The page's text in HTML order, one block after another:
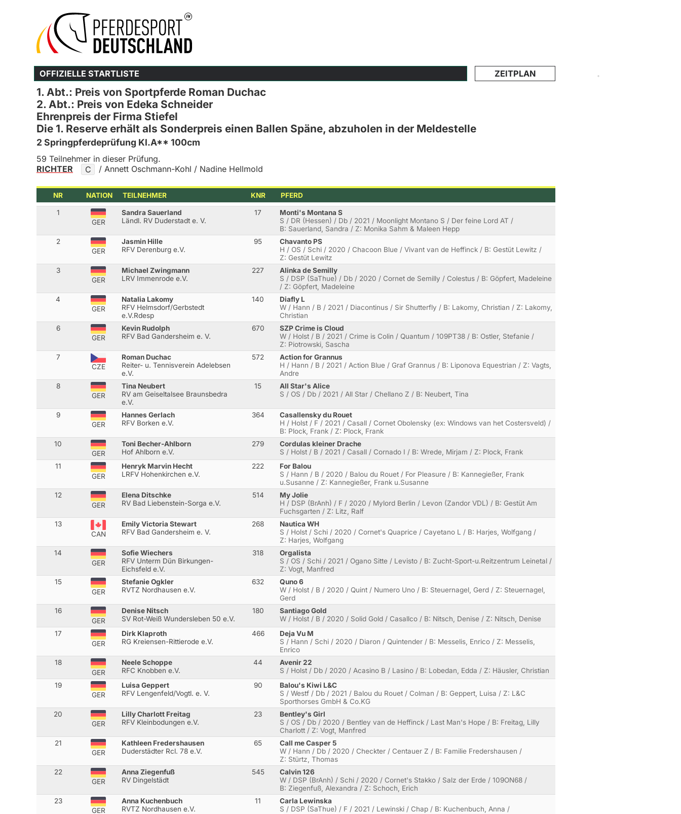
OFFIZIELLE STARTLISTE ZEITPLAN
1. Abt.: Preis von Sportpferde Roman Duchac
2. Abt.: Preis von Edeka Schneider
Ehrenpreis der Firma Stiefel
Die 1. Reserve erhält als Sonderpreis einen Ballen Späne, abzuholen in der Meldestelle
2 Springpferdeprüfung Kl.A** 100cm
59 Teilnehmer in dieser Prüfung.
RICHTER
C / Annett Oschmann-Kohl / Nadine Hellmold
NR NATION TEILNEHMER KNR PFERD
1
GER
Sandra Sauerland
Ländl. RV Duderstadt e. V.
17
Monti's Montana S
S / DR (Hessen) / Db / 2021 / Moonlight Montano S / Der feine Lord AT /
B: Sauerland, Sandra / Z: Monika Sahm & Maleen Hepp
2
GER
Jasmin Hille
RFV Derenburg e.V.
95
Chavanto PS
H / OS / Schi / 2020 / Chacoon Blue / Vivant van de Heffinck / B: Gestüt Lewitz /
Z: Gestüt Lewitz
3
GER
Michael Zwingmann
LRV Immenrode e.V.
227
Alinka de Semilly
S / DSP (SaThue) / Db / 2020 / Cornet de Semilly / Colestus / B: Göpfert, Madeleine
/ Z: Göpfert, Madeleine
4
GER
Natalia Lakomy
RFV Helmsdorf/Gerbstedt
e.V.Rdesp
140
Diafly L
W / Hann / B / 2021 / Diacontinus / Sir Shutterfly / B: Lakomy, Christian / Z: Lakomy,
Christian
6
GER
Kevin Rudolph
RFV Bad Gandersheim e. V.
670
SZP Crime is Cloud
W / Holst / B / 2021 / Crime is Colin / Quantum / 109PT38 / B: Ostler, Stefanie /
Z: Piotrowski, Sascha
7
CZE
Roman Duchac
Reiter- u. Tennisverein Adelebsen
e.V.
572
Action for Grannus
H / Hann / B / 2021 / Action Blue / Graf Grannus / B: Liponova Equestrian / Z: Vagts,
Andre
8
GER
Tina Neubert
RV am Geiseltalsee Braunsbedra
e.V.
15
All Star's Alice
S / OS / Db / 2021 / All Star / Chellano Z / B: Neubert, Tina
9
GER
Hannes Gerlach
RFV Borken e.V.
364
Casallensky du Rouet
H / Holst / F / 2021 / Casall / Cornet Obolensky (ex: Windows van het Costersveld) /
B: Plock, Frank / Z: Plock, Frank
10
GER
Toni Becher-Ahlborn
Hof Ahlborn e.V.
279
Cordulas kleiner Drache
S / Holst / B / 2021 / Casall / Cornado I / B: Wrede, Mirjam / Z: Plock, Frank
11
GER
Henryk Marvin Hecht
LRFV Hohenkirchen e.V.
222
For Balou
S / Hann / B / 2020 / Balou du Rouet / For Pleasure / B: Kannegießer, Frank
u.Susanne / Z: Kannegießer, Frank u.Susanne
12
GER
Elena Ditschke
RV Bad Liebenstein-Sorga e.V.
514
My Jolie
H / DSP (BrAnh) / F / 2020 / Mylord Berlin / Levon (Zandor VDL) / B: Gestüt Am
Fuchsgarten / Z: Litz, Ralf
13
CAN
Emily Victoria Stewart
RFV Bad Gandersheim e. V.
268
Nautica WH
S / Holst / Schi / 2020 / Cornet's Quaprice / Cayetano L / B: Harjes, Wolfgang /
Z: Harjes, Wolfgang
14
GER
Sofie Wiechers
RFV Unterm Dün Birkungen-
Eichsfeld e.V.
318
Orgalista
S / OS / Schi / 2021 / Ogano Sitte / Levisto / B: Zucht-Sport-u.Reitzentrum Leinetal /
Z: Vogt, Manfred
15
GER
Stefanie Ogkler
RVTZ Nordhausen e.V.
632
Quno 6
W / Holst / B / 2020 / Quint / Numero Uno / B: Steuernagel, Gerd / Z: Steuernagel,
Gerd
16
GER
Denise Nitsch
SV Rot-Weiß Wundersleben 50 e.V.
180
Santiago Gold
W / Holst / B / 2020 / Solid Gold / Casallco / B: Nitsch, Denise / Z: Nitsch, Denise
17
GER
Dirk Klaproth
RG Kreiensen-Rittierode e.V.
466
Deja Vu M
S / Hann / Schi / 2020 / Diaron / Quintender / B: Messelis, Enrico / Z: Messelis,
Enrico
18
GER
Neele Schoppe
RFC Knobben e.V.
44
Avenir 22
S / Holst / Db / 2020 / Acasino B / Lasino / B: Lobedan, Edda / Z: Häusler, Christian
19
GER
Luisa Geppert
RFV Lengenfeld/Vogtl. e. V.
90
Balou's Kiwi L&C
S / Westf / Db / 2021 / Balou du Rouet / Colman / B: Geppert, Luisa / Z: L&C
Sporthorses GmbH & Co.KG
20
GER
Lilly Charlott Freitag
RFV Kleinbodungen e.V.
23
Bentley's Girl
S / OS / Db / 2020 / Bentley van de Heffinck / Last Man's Hope / B: Freitag, Lilly
Charlott / Z: Vogt, Manfred
21
GER
Kathleen Fredershausen
Duderstädter Rcl. 78 e.V.
65
Call me Casper 5
W / Hann / Db / 2020 / Checkter / Centauer Z / B: Familie Fredershausen /
Z: Stürtz, Thomas
22
GER
Anna Ziegenfuß
RV Dingelstädt
545
Calvin 126
W / DSP (BrAnh) / Schi / 2020 / Cornet's Stakko / Salz der Erde / 109ON68 /
B: Ziegenfuß, Alexandra / Z: Schoch, Erich
23
GER
Anna Kuchenbuch
RVTZ Nordhausen e.V.
11
Carla Lewinska
S / DSP (SaThue) / F / 2021 / Lewinski / Chap / B: Kuchenbuch, Anna /